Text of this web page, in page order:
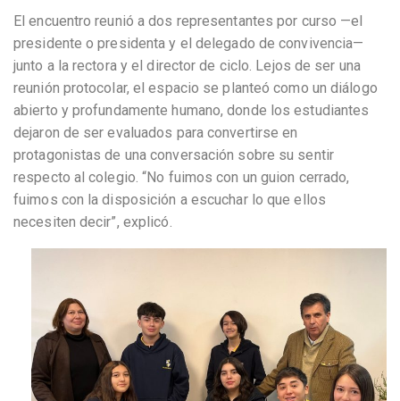
El encuentro reunió a dos representantes por curso —el
presidente o presidenta y el delegado de convivencia—
junto a la rectora y el director de ciclo. Lejos de ser una
reunión protocolar, el espacio se planteó como un diálogo
abierto y profundamente humano, donde los estudiantes
dejaron de ser evaluados para convertirse en
protagonistas de una conversación sobre su sentir
respecto al colegio. “No fuimos con un guion cerrado,
fuimos con la disposición a escuchar lo que ellos
necesiten decir”, explicó.